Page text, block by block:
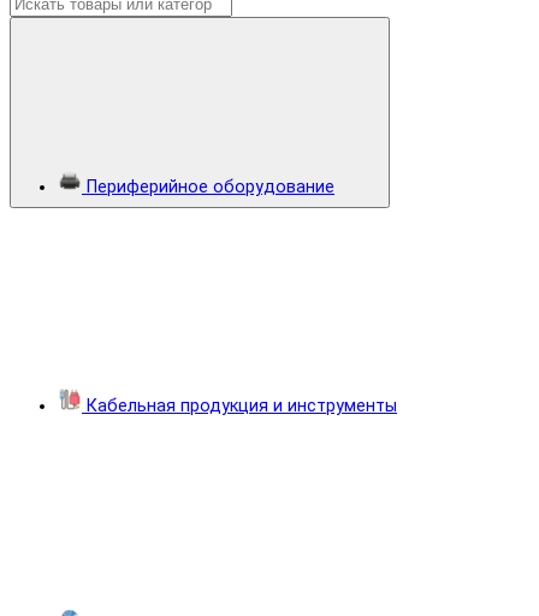
Периферийное оборудование
Кабельная продукция и инструменты